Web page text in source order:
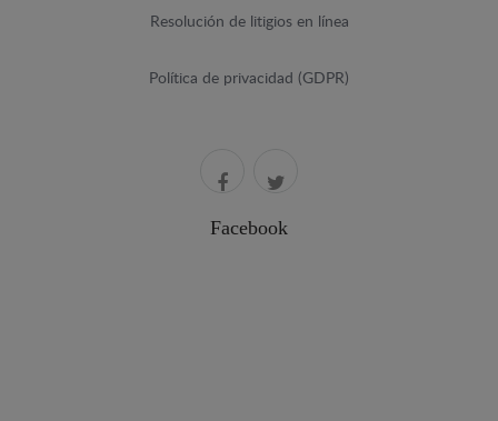
Resolución de litigios en línea
Política de privacidad (GDPR)
Facebook